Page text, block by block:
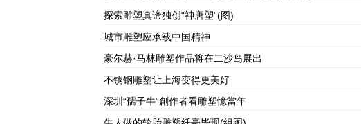
探索雕塑真谛独创“神唐塑”(图)
城市雕塑应承载中国精神
豪尔赫·马林雕塑作品将在二沙岛展出
不锈钢雕塑让上海变得更美好
深圳“孺子牛”創作者看雕塑憶當年